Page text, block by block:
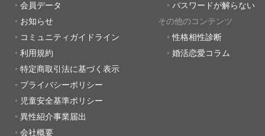
会員データ
お知らせ
コミュニティガイドライン
利用規約
特定商取引法に基づく表示
プライバシーポリシー
児童安全基準ポリシー
異性紹介事業届出
会社概要
パスワードが解らない
その他のコンテンツ
性格相性診断
婚活恋愛コラム